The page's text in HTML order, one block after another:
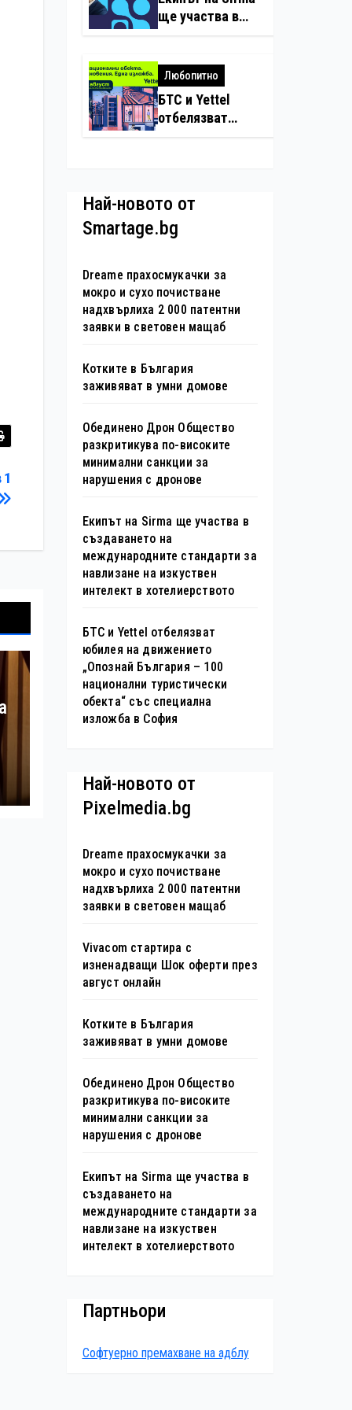
нарушения с
дронове
ще участва в
създаването на
стандарти за
навлизане на
изкуствен
интелект в
Любопитно
БТС и Yettel
отбелязват
национални
туристически
изложба в София
Най-новото от
Smartage.bg
Dreame прахосмукачки за
мокро и сухо почистване
надхвърлиха 2 000 патентни
заявки в световен мащаб
Котките в България
заживяват в умни домове
Обединено Дрон Общество
разкритикува по-високите
минимални санкции за
нарушения с дронове
Екипът на Sirma ще участва в
създаването на
международните стандарти за
навлизане на изкуствен
интелект в хотелиерството
БТС и Yettel отбелязват
юбилея на движението
„Опознай България – 100
национални туристически
обекта“ със специална
изложба в София
Най-новото от
Pixelmedia.bg
Dreame прахосмукачки за
мокро и сухо почистване
надхвърлиха 2 000 патентни
заявки в световен мащаб
Vivacom стартира с
изненадващи Шок оферти през
август онлайн
Котките в България
заживяват в умни домове
Обединено Дрон Общество
разкритикува по-високите
минимални санкции за
нарушения с дронове
Екипът на Sirma ще участва в
създаването на
международните стандарти за
навлизане на изкуствен
интелект в хотелиерството
Партньори
Софтуерно премахване на адблу